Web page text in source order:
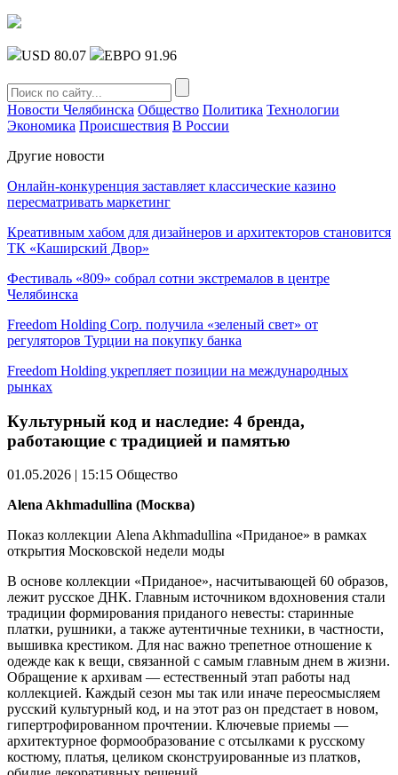
USD 80.07 ЕВРО 91.96
Новости Челябинска Общество Политика Технологии
Экономика Происшествия В России
Другие новости
Онлайн-конкуренция заставляет классические казино
пересматривать маркетинг
Креативным хабом для дизайнеров и архитекторов становится
ТК «Каширский Двор»
Фестиваль «809» собрал сотни экстремалов в центре
Челябинска
Freedom Holding Corp. получила «зеленый свет» от
регуляторов Турции на покупку банка
Freedom Holding укрепляет позиции на международных
рынках
Культурный код и наследие: 4 бренда,
работающие с традицией и памятью
01.05.2026 | 15:15 Общество
Alena Akhmadullina (Москва)
Показ коллекции Alena Akhmadullina «Приданое» в рамках
открытия Московской недели моды
В основе коллекции «Приданое», насчитывающей 60 образов,
лежит русское ДНК. Главным источником вдохновения стали
традиции формирования приданого невесты: старинные
платки, рушники, а также аутентичные техники, в частности,
вышивка крестиком. Для нас важно трепетное отношение к
одежде как к вещи, связанной с самым главным днем в жизни.
Обращение к архивам — естественный этап работы над
коллекцией. Каждый сезон мы так или иначе переосмысляем
русский культурный код, и на этот раз он предстает в новом,
гипертрофированном прочтении. Ключевые приемы —
архитектурное формообразование с отсылками к русскому
костюму, платья, целиком сконструированные из платков,